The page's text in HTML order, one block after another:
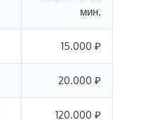
мин.
15.000 ₽
20.000 ₽
120.000 ₽